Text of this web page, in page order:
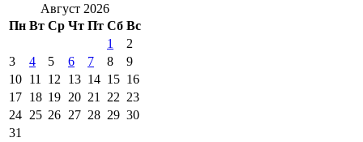
Август 2026
Пн Вт Ср Чт Пт Сб Вс
1
2
3
4 5 6 7 8
9
10 11 12 13 14 15 16
17 18 19 20 21 22 23
24 25 26 27 28 29 30
31